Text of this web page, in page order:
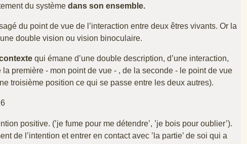
du système dans son ensemble.
du point de vue de l’interaction entre deux êtres vivants. Or la
double vision ou vision binoculaire.
qui émane d’une double description, d’une interaction,
première - mon point de vue - , de la seconde - le point de vue
troisième position ce qui se passe entre les deux autres).
positive. (’je fume pour me détendre’, ’je bois pour oublier’).
de l’intention et entrer en contact avec ’la partie’ de soi qui a